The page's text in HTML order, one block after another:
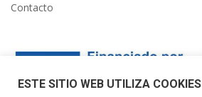
Contacto
ESTE SITIO WEB UTILIZA COOKIES